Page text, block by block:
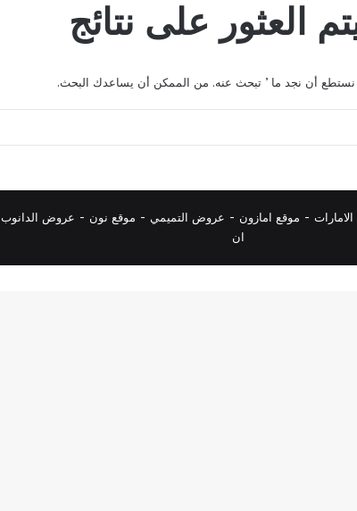
العثور على نتائج
’ نستطع أن نجد ما ’ تبحث عنه. من الممكن أن يساعدك البحث.
- موقع امازون - عروض التميمي - موقع نون - عروض الدانوب
ان